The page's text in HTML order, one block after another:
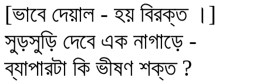
[ভাবে দেয়াল - হয় বিরক্ত ।]
সুড়সুড়ি দেবে এক নাগাড়ে -
ব্যাপারটা কি ভীষণ শক্ত ?